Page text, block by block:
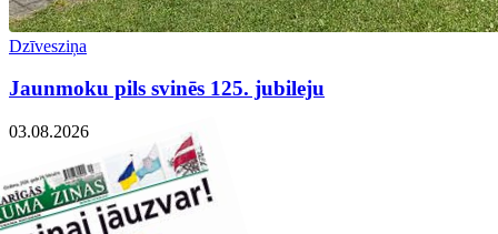
Dzīvesziņa
Jaunmoku pils svinēs 125. jubileju
03.08.2026